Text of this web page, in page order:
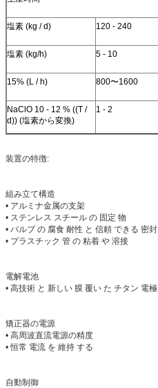
塩素 (kg / d) 120 - 240
塩素 (kg/h) 5 - 10
15% (L / h) 800〜1600
NaClO 10 - 12 % ((T /
d)) (塩素から変換)
1 - 2
装置の特徴:
組み立て構造
• アルミナ金属の支架
• ステンレス スチール の 固定 物
• バルブ の 腐食 耐性 と 信頼 できる 密封
• プラスチック 管 の 粘着 や 溶接
電解電池
• 高技術 と 新しい 膜 覆い た チタン 電極
矯正器の電源
• 高周波直流電源の精度
• 恒常 電流 を 維持 する
自動制御